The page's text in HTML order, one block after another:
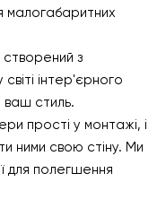
малогабаритних
створений з
інтер'єрного
ваш стиль.
прості у монтажі, і
ними свою стіну. Ми
для полегшення